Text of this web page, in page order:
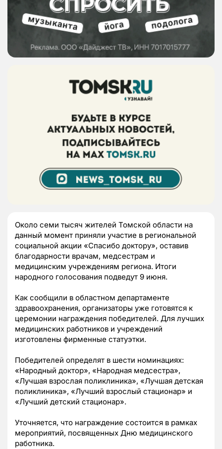
Около семи тысяч жителей Томской области на
данный момент приняли участие в региональной
социальной акции «Спасибо доктору», оставив
благодарности врачам, медсестрам и
медицинским учреждениям региона. Итоги
народного голосования подведут 9 июня.
Как сообщили в областном департаменте
здравоохранения, организаторы уже готовятся к
церемонии награждения победителей. Для лучших
медицинских работников и учреждений
изготовлены фирменные статуэтки.
Победителей определят в шести номинациях:
«Народный доктор», «Народная медсестра»,
«Лучшая взрослая поликлиника», «Лучшая детская
поликлиника», «Лучший взрослый стационар» и
«Лучший детский стационар».
Уточняется, что награждение состоится в рамках
мероприятий, посвященных Дню медицинского
работника.